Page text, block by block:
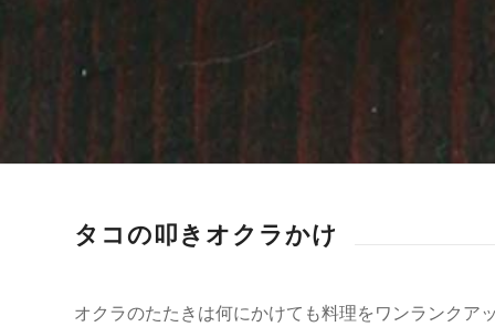
タコの叩きオクラかけ
オクラのたたきは何にかけても料理をワンランクア